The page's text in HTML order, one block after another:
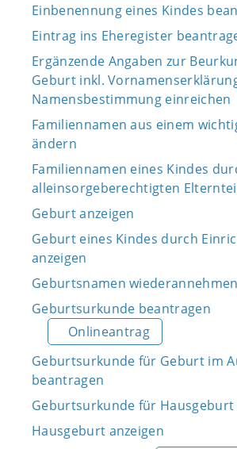
Einbenennung eines Kindes
Eintrag ins Eheregister
Ergänzende Angaben zur
Geburt inkl.
Namensbestimmung einreichen
Familiennamen aus einem
ändern
Familiennamen eines Kindes
alleinsorgeberechtigten
Geburt anzeigen
Geburt eines Kindes durch
anzeigen
Geburtsnamen wiederannehmen
Geburtsurkunde beantragen
Onlineantrag
Geburtsurkunde für Geburt im
beantragen
Geburtsurkunde für
Hausgeburt anzeigen